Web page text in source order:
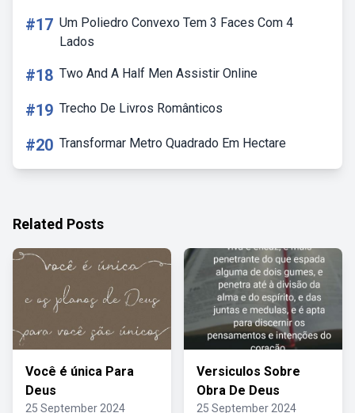
#17 Um Poliedro Convexo Tem 3 Faces Com 4
Lados
#18 Two And A Half Men Assistir Online
#19 Trecho De Livros Românticos
#20 Transformar Metro Quadrado Em Hectare
Related Posts
Você é única Para
Deus
25 September 2024
Versiculos Sobre
Obra De Deus
25 September 2024